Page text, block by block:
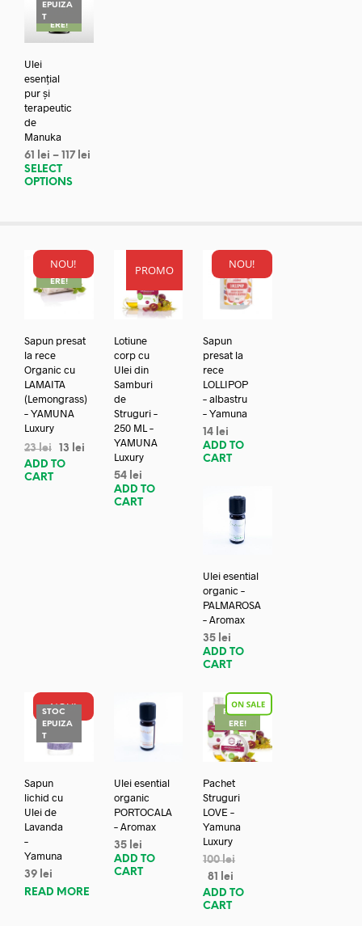
EPUIZA
TREDUC
ERE!
Ulei
esențial
pur și
terapeutic
de
Manuka
61 lei – 117 lei
SELECT
OPTIONS
NOU!
REDUC
ERE!
Sapun presat
la rece
Organic cu
LAMAITA
(Lemongrass)
– YAMUNA
Luxury
23lei 13
lei
ADD TO
CART
PROMO
Lotiune
corp cu
Ulei din
Samburi
de
Struguri –
250 ML –
YAMUNA
Luxury
54 lei
ADD TO
CART
NOU!
Sapun
presat la
rece
LOLLIPOP
– albastru
– Yamuna
14 lei
ADD TO
CART
Ulei esential
organic –
PALMAROSA
– Aromax
35 lei
ADD TO
CART
NOU!
STOC
EPUIZA
T
Sapun
lichid cu
Ulei de
Lavanda
–
Yamuna
39 lei
READ MORE
Ulei esential
organic
PORTOCALA
– Aromax
35 lei
ADD TO
CART
REDUC
ERE!
Pachet
Struguri
LOVE –
Yamuna
Luxury
100lei
81
lei
ADD TO
CART